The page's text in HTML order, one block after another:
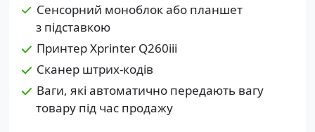
Сенсорний моноблок або планшет
з підставкою
Принтер Xprinter Q260iii
Сканер штрих-кодів
Ваги, які автоматично передають вагу
товару під час продажу